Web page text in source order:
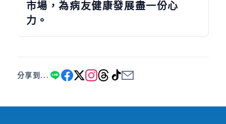
市場，為病友健康發展盡一份心
力。
分享到...